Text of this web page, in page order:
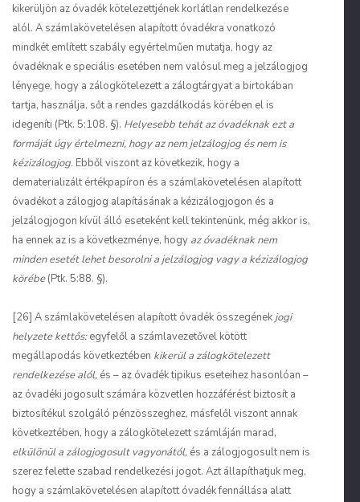
kikerüljön az óvadék kötelezettjének korlátlan rendelkezése
alól. A számlakövetelésen alapított óvadékra vonatkozó
mindkét említett szabály egyértelműen mutatja, hogy az
óvadéknak e speciális esetében nem valósul meg a jelzálogjog
lényege, hogy a zálogkötelezett a zálogtárgyat a birtokában
tartja, használja, sőt a rendes gazdálkodás körében el is
idegeníti (Ptk. 5:108. §). Helyesebb tehát az óvadéknak ezt a
formáját úgy értelmezni, hogy az nem jelzálogjog és nem is
kézizálogjog. Ebből viszont az következik, hogy a
dematerializált értékpapíron és a számlakövetelésen alapított
óvadékot a zálogjog alapításának a kézizálogjogon és a
jelzálogjogon kívül álló eseteként kell tekintenünk, még akkor is,
ha ennek az is a következménye, hogy az óvadéknak nem
minden esetét lehet besorolni a jelzálogjog vagy a kézizálogjog
körébe(Ptk. 5:88. §).
[26] A számlakövetelésen alapított óvadék összegének jogi
helyzete kettős:egyfelől a számlavezetővel kötött
megállapodás következtében kikerül a zálogkötelezett
rendelkezése alól, és – az óvadék tipikus eseteihez hasonlóan –
az óvadéki jogosult számára közvetlen hozzáférést biztosít a
biztosítékul szolgáló pénzösszeghez, másfelől viszont annak
következtében, hogy a zálogkötelezett számláján marad,
elkülönül a zálogjogosult vagyonától, és a zálogjogosult nem is
szerez felette szabad rendelkezési jogot. Azt állapíthatjuk meg,
hogy a számlakövetelésen alapított óvadék fennállása alatt